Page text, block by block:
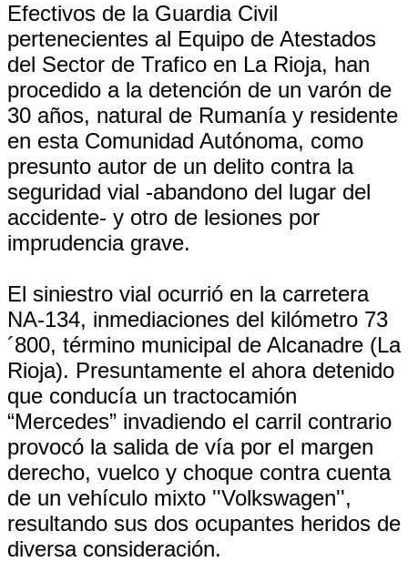
Efectivos de la Guardia Civil
pertenecientes al Equipo de Atestados
del Sector de Trafico en La Rioja, han
procedido a la detención de un varón de
30 años, natural de Rumanía y residente
en esta Comunidad Autónoma, como
presunto autor de un delito contra la
seguridad vial -abandono del lugar del
accidente- y otro de lesiones por
imprudencia grave.
El siniestro vial ocurrió en la carretera
NA-134, inmediaciones del kilómetro 73
´800, término municipal de Alcanadre (La
Rioja). Presuntamente el ahora detenido
que conducía un tractocamión
“Mercedes” invadiendo el carril contrario
provocó la salida de vía por el margen
derecho, vuelco y choque contra cuenta
de un vehículo mixto ''Volkswagen'',
resultando sus dos ocupantes heridos de
diversa consideración.